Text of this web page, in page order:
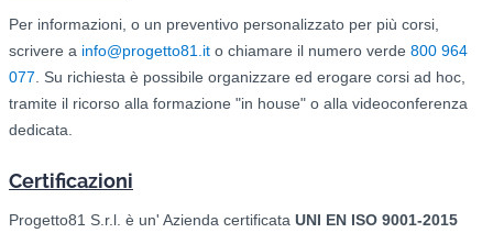
Per informazioni, o un preventivo personalizzato per più corsi,
scrivere a info@progetto81.it o chiamare il numero verde 800 964
077 . Su richiesta è possibile organizzare ed erogare corsi ad hoc,
tramite il ricorso alla formazione "in house" o alla videoconferenza
dedicata.
Certificazioni
Progetto81 S.r.l. è un' Azienda certificata UNI EN ISO 9001-2015